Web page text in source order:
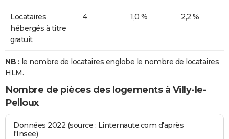
Locataires
hébergés à titre
gratuit
4 1,0 % 2,2 %
NB : le nombre de locataires englobe le nombre de locataires
HLM.
Nombre de pièces des logements à Villy-le-
Pelloux
Données 2022 (source : Linternaute.com d'après
l'Insee)